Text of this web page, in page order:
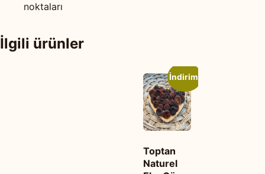
noktaları
İlgili ürünler
İndirim!
Toptan
Naturel